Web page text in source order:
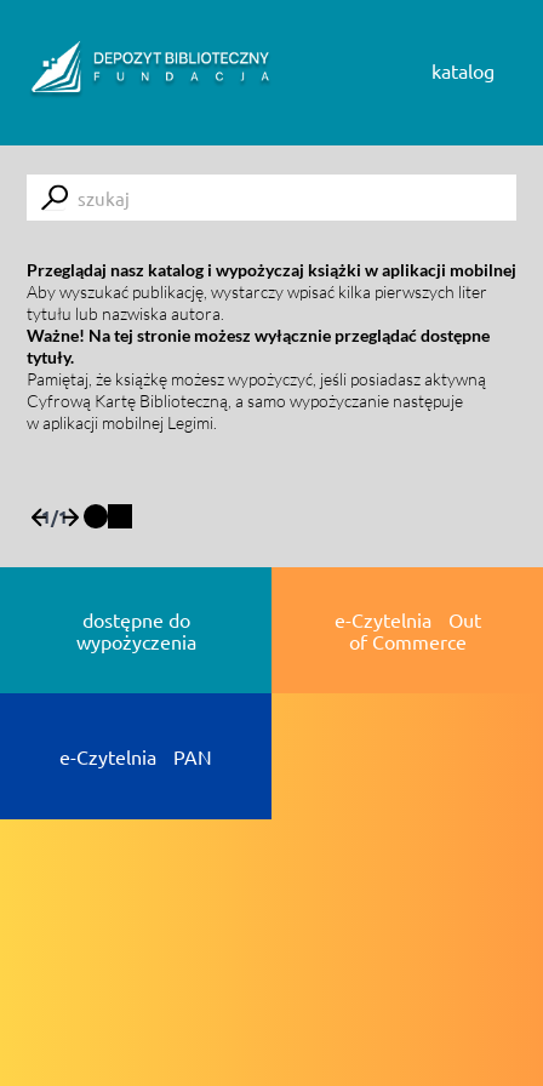
katalog
Submit
Przeglądaj nasz katalog i wypożyczaj książki w aplikacji mobilnej
Aby wyszukać publikację, wystarczy wpisać kilka pierwszych liter
tytułu lub nazwiska autora.
Ważne! Na tej stronie możesz wyłącznie przeglądać dostępne
tytuły.
Pamiętaj, że książkę możesz wypożyczyć, jeśli posiadasz aktywną
Cyfrową Kartę Biblioteczną, a samo wypożyczanie następuje
w aplikacji mobilnej Legimi.
1/1
dostępne do
wypożyczenia
e-Czytelnia Out
of Commerce
e-Czytelnia PAN